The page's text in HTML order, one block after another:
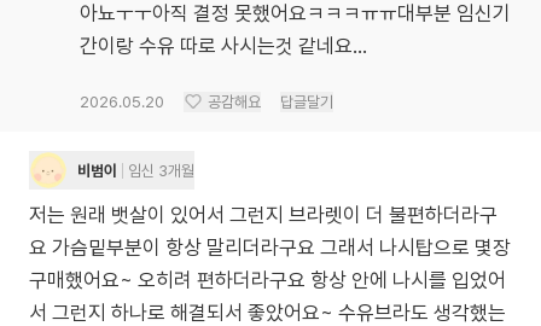
아뇨ㅜㅜ아직 결정 못했어요ㅋㅋㅋㅠㅠ대부분 임신기
간이랑 수유 따로 사시는것 같네요...
2026.05.20 공감해요 답글달기
비범이 임신 3개월
저는 원래 뱃살이 있어서 그런지 브라렛이 더 불편하더라구
요 가슴밑부분이 항상 말리더라구요 그래서 나시탑으로 몇장
구매했어요~ 오히려 편하더라구요 항상 안에 나시를 입었어
서 그런지 하나로 해결되서 좋았어요~ 수유브라도 생각했는